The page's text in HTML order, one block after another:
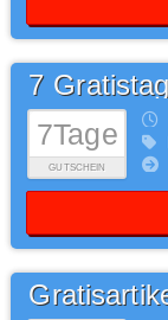
7Tage
GUTSCHEIN
7